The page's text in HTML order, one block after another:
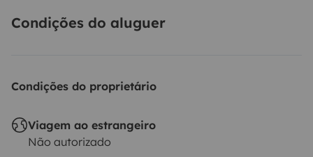
Condições do aluguer
Condições do proprietário
Viagem ao estrangeiro
Não autorizado